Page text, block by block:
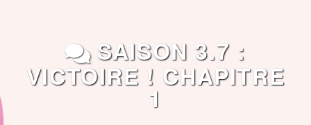
SAISON 3.7 :
VICTOIRE ! CHAPITRE
1